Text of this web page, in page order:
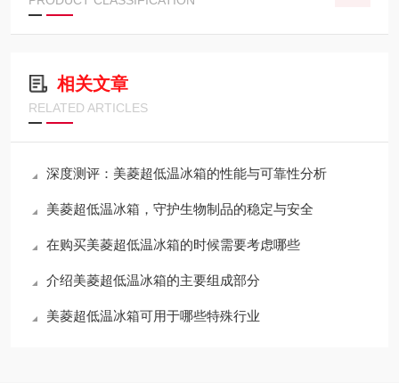
相关文章
RELATED ARTICLES
深度测评：美菱超低温冰箱的性能与可靠性分析
美菱超低温冰箱，守护生物制品的稳定与安全
在购买美菱超低温冰箱的时候需要考虑哪些
介绍美菱超低温冰箱的主要组成部分
美菱超低温冰箱可用于哪些特殊行业